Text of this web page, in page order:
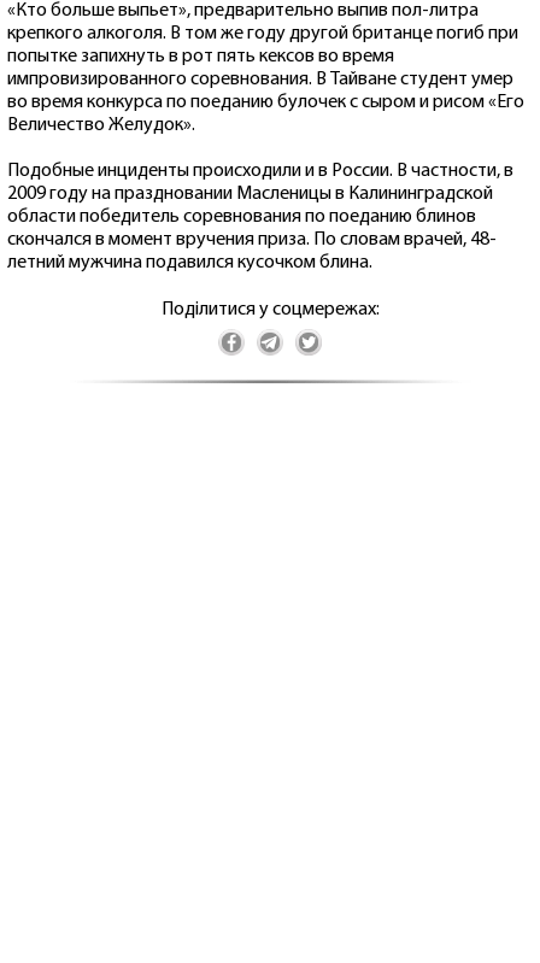
«Кто больше выпьет», предварительно выпив пол-литра
крепкого алкоголя. В том же году другой британце погиб при
попытке запихнуть в рот пять кексов во время
импровизированного соревнования. В Тайване студент умер
во время конкурса по поеданию булочек с сыром и рисом «Его
Величество Желудок».
Подобные инциденты происходили и в России. В частности, в
2009 году на праздновании Масленицы в Калининградской
области победитель соревнования по поеданию блинов
скончался в момент вручения приза. По словам врачей, 48-
летний мужчина подавился кусочком блина.
Поділитися у соцмережах: